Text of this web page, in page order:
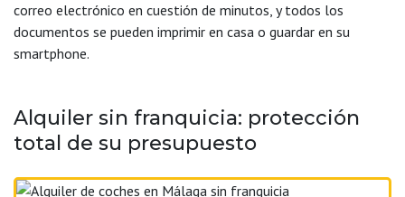
correo electrónico en cuestión de minutos, y todos los
documentos se pueden imprimir en casa o guardar en su
smartphone.
Alquiler sin franquicia: protección
total de su presupuesto